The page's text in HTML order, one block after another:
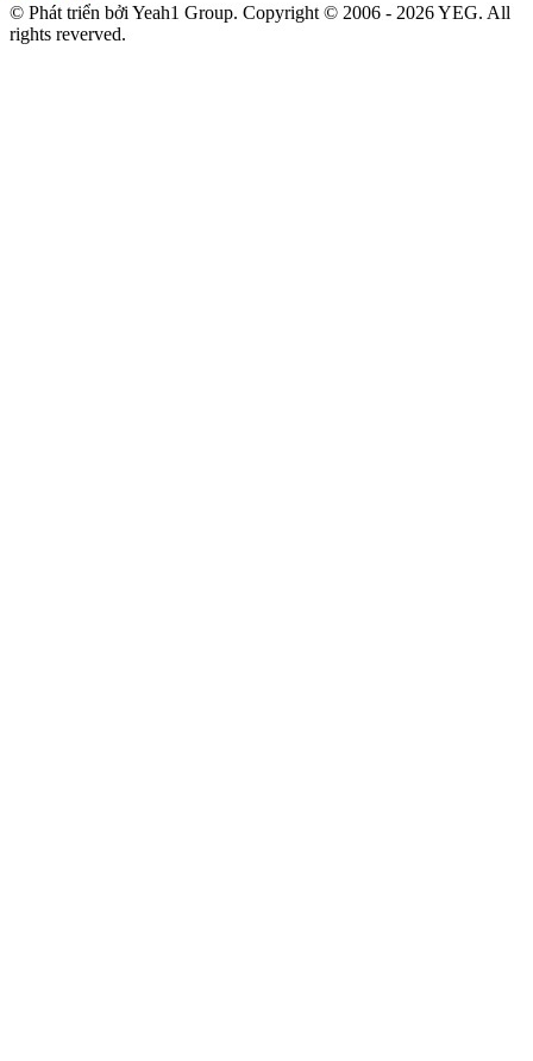
© Phát triển bởi Yeah1 Group. Copyright © 2006 - 2026 YEG. All
rights reverved.